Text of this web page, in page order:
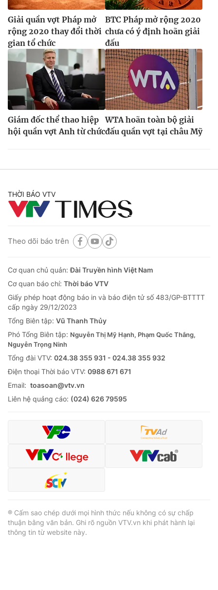
Giải quần vợt Pháp mở
rộng 2020 thay đổi thời
gian tổ chức
BTC Pháp mở rộng 2020
chưa có ý định hoãn giải
đấu
Giám đốc thể thao hiệp
hội quần vợt Anh từ chức
WTA hoãn toàn bộ giải
đấu quần vợt tại châu Mỹ
THỜI BÁO VTV
Theo dõi báo trên
Cơ quan chủ quản:Đài Truyền hình Việt Nam
Cơ quan báo chí: Thời báo VTV
Giấy phép hoạt động báo in và báo điện tử số 483/GP-BTTTT
cấp ngày 29/12/2023
Tổng Biên tập: Vũ Thanh Thủy
Phó Tổng Biên tập: Nguyễn Thị Mỹ Hạnh, Phạm Quốc Thắng,
Nguyễn Trọng Ninh
Tổng đài VTV: 024.38 355 931 - 024.38 355 932
Ðiện thoại Thời báo VTV: 0988 671 671
Email: toasoan@vtv.vn
Liên hệ quảng cáo: (024) 626 79595
® Cấm sao chép dưới mọi hình thức nếu không có sự chấp
thuận bằng văn bản. Ghi rõ nguồn VTV.vn khi phát hành lại
thông tin từ website này.